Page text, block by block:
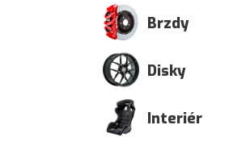
Brzdy
Disky
Interiér